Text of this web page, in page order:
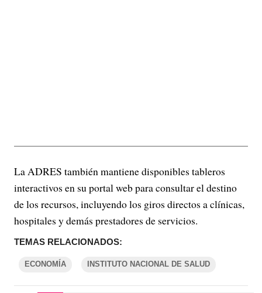
La ADRES también mantiene disponibles tableros
interactivos en su portal web para consultar el destino
de los recursos, incluyendo los giros directos a clínicas,
hospitales y demás prestadores de servicios.
TEMAS RELACIONADOS:
ECONOMÍA INSTITUTO NACIONAL DE SALUD